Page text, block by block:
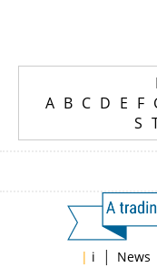
A B C D E F
S
| i | News